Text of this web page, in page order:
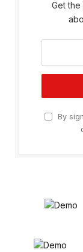
Get the
By